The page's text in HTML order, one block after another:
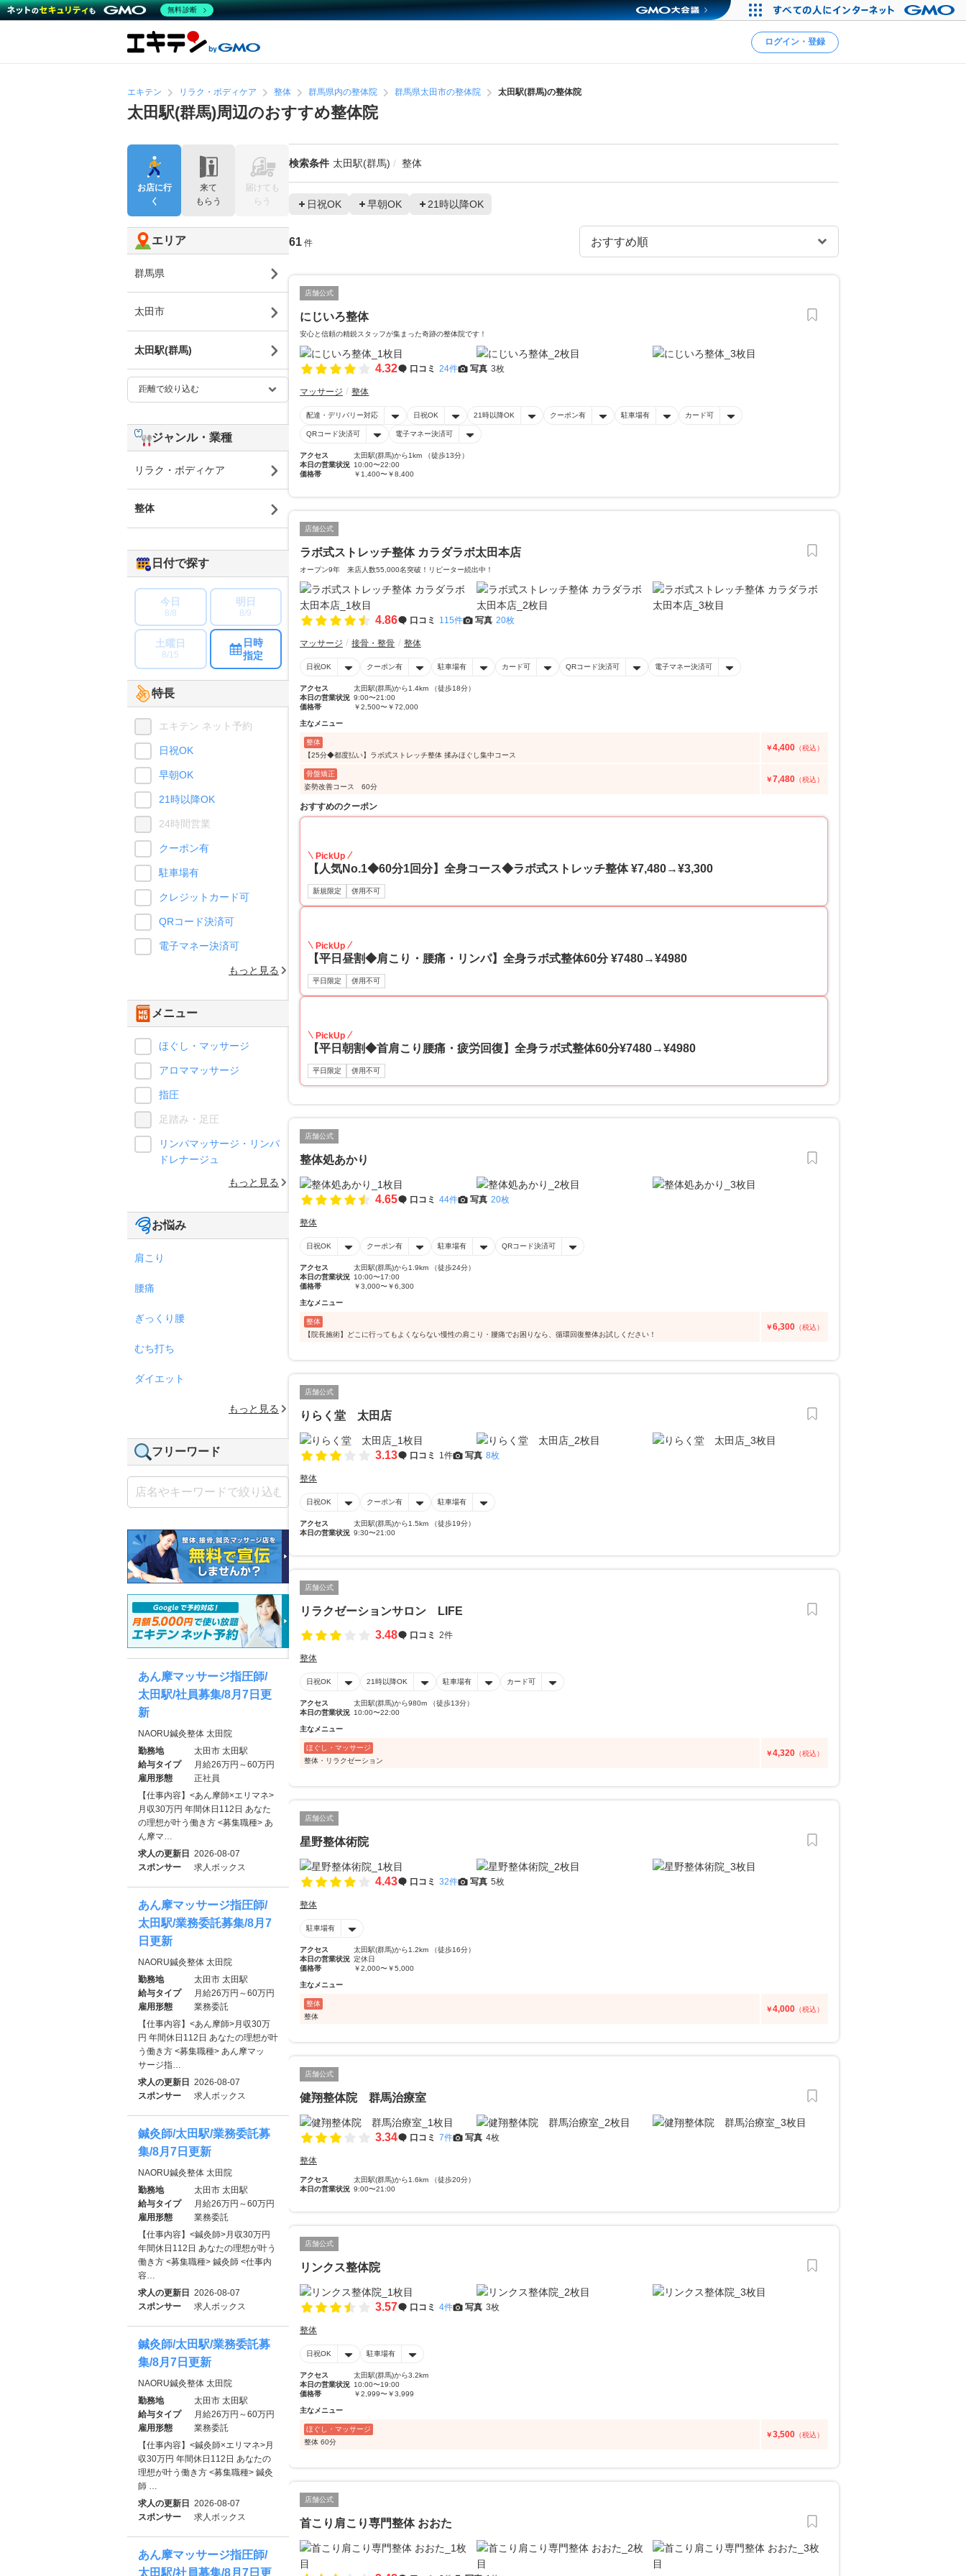
ログイン・登録
エキテン リラク・ボディケア 整体 群馬県内の整体院 群馬県太田市の整体院 太田駅(群馬)の整体院
太田駅(群馬)周辺のおすすめ整体院
検索条件 太田駅(群馬) 整体
日祝OK 早朝OK 21時以降OK
61 件
店舗公式
にじいろ整体
安心と信頼の精鋭スタッフが集まった奇跡の整体院です！
4.32 口コミ 24件 写真 3枚
マッサージ 整体
配達・デリバリー対応 日祝OK 21時以降OK クーポン有 駐車場有 カード可
QRコード決済可 電子マネー決済可
アクセス
太田駅(群馬)から1km （徒歩13分）
本日の営業状況 10:00〜22:00
価格帯
￥1,400〜￥8,400
店舗公式
ラボ式ストレッチ整体 カラダラボ太田本店
オープン9年 来店人数55,000名突破！リピーター続出中！
4.86 口コミ 115件 写真 20枚
マッサージ 接骨・整骨 整体
日祝OK クーポン有 駐車場有 カード可 QRコード決済可 電子マネー決済可
アクセス
太田駅(群馬)から1.4km （徒歩18分）
本日の営業状況 9:00〜21:00
価格帯
￥2,500〜￥72,000
主なメニュー
整体
【25分◆都度払い】ラボ式ストレッチ整体 揉みほぐし集中コース
￥4,400 （税込）
骨盤矯正
姿勢改善コース 60分
￥7,480 （税込）
おすすめのクーポン
PickUp
【人気No.1◆60分1回分】全身コース◆ラボ式ストレッチ整体 ¥7,480→¥3,300
新規限定 併用不可
PickUp
【平日昼割◆肩こり・腰痛・リンパ】全身ラボ式整体60分 ¥7480→¥4980
平日限定 併用不可
PickUp
【平日朝割◆首肩こり腰痛・疲労回復】全身ラボ式整体60分¥7480→¥4980
平日限定 併用不可
店舗公式
整体処あかり
4.65 口コミ 44件 写真 20枚
整体
日祝OK クーポン有 駐車場有 QRコード決済可
アクセス
太田駅(群馬)から1.9km （徒歩24分）
本日の営業状況 10:00〜17:00
価格帯
￥3,000〜￥6,300
主なメニュー
整体
【院長施術】どこに行ってもよくならない慢性の肩こり・腰痛でお困りなら、循環回復整体お試しください！
￥6,300 （税込）
店舗公式
りらく堂 太田店
3.13 口コミ 1件 写真 8枚
整体
日祝OK クーポン有 駐車場有
アクセス
太田駅(群馬)から1.5km （徒歩19分）
本日の営業状況 9:30〜21:00
店舗公式
リラクゼーションサロン LIFE
3.48
口コミ 2件
整体
日祝OK 21時以降OK 駐車場有 カード可
アクセス
太田駅(群馬)から980m （徒歩13分）
本日の営業状況 10:00〜22:00
主なメニュー
ほぐし・マッサージ
整体・リラクゼーション
￥4,320 （税込）
店舗公式
星野整体術院
4.43 口コミ 32件 写真 5枚
整体
駐車場有
アクセス
太田駅(群馬)から1.2km （徒歩16分）
本日の営業状況 定休日
価格帯
￥2,000〜￥5,000
主なメニュー
整体
整体
￥4,000 （税込）
店舗公式
健翔整体院 群馬治療室
3.34 口コミ 7件 写真 4枚
整体
アクセス
太田駅(群馬)から1.6km （徒歩20分）
本日の営業状況 9:00〜21:00
店舗公式
リンクス整体院
3.57 口コミ 4件 写真 3枚
整体
日祝OK 駐車場有
アクセス
太田駅(群馬)から3.2km
本日の営業状況 10:00〜19:00
価格帯
￥2,999〜￥3,999
主なメニュー
ほぐし・マッサージ
整体 60分
￥3,500 （税込）
店舗公式
首こり肩こり専門整体 おおた
お店に行
く
来て
もらう
届けても
らう
エリア
群馬県
太田市
太田駅(群馬)
ジャンル・業種
リラク・ボディケア
整体
日付で探す
今日
8/8
明日
8/9
土曜日
8/15
日時
指定
特長
エキテン ネット予約
日祝OK
早朝OK
21時以降OK
24時間営業
クーポン有
駐車場有
クレジットカード可
QRコード決済可
電子マネー決済可
もっと見る
メニュー
ほぐし・マッサージ
アロママッサージ
指圧
足踏み・足圧
リンパマッサージ・リンパ
ドレナージュ
もっと見る
お悩み
肩こり
腰痛
ぎっくり腰
むち打ち
ダイエット
もっと見る
フリーワード
あん摩マッサージ指圧師/
太田駅/社員募集/8月7日更
新
NAORU鍼灸整体 太田院
勤務地
太田市 太田駅
給与タイプ
月給26万円～60万円
雇用形態
正社員
【仕事内容】<あん摩師×エリマネ>
月収30万円 年間休日112日 あなた
の理想が叶う働き方 <募集職種> あ
ん摩マ…
求人の更新日 2026-08-07
スポンサー
求人ボックス
あん摩マッサージ指圧師/
太田駅/業務委託募集/8月7
日更新
NAORU鍼灸整体 太田院
勤務地
太田市 太田駅
給与タイプ
月給26万円～60万円
雇用形態
業務委託
【仕事内容】<あん摩師>月収30万
円 年間休日112日 あなたの理想が叶
う働き方 <募集職種> あん摩マッ
サージ指…
求人の更新日 2026-08-07
スポンサー
求人ボックス
鍼灸師/太田駅/業務委託募
集/8月7日更新
NAORU鍼灸整体 太田院
勤務地
太田市 太田駅
給与タイプ
月給26万円～60万円
雇用形態
業務委託
【仕事内容】<鍼灸師>月収30万円
年間休日112日 あなたの理想が叶う
働き方 <募集職種> 鍼灸師 <仕事内
容…
求人の更新日 2026-08-07
スポンサー
求人ボックス
鍼灸師/太田駅/業務委託募
集/8月7日更新
NAORU鍼灸整体 太田院
勤務地
太田市 太田駅
給与タイプ
月給26万円～60万円
雇用形態
業務委託
【仕事内容】<鍼灸師×エリマネ>月
収30万円 年間休日112日 あなたの
理想が叶う働き方 <募集職種> 鍼灸
師 …
求人の更新日 2026-08-07
スポンサー
求人ボックス
あん摩マッサージ指圧師/
太田駅/社員募集/8月7日更
無料診断